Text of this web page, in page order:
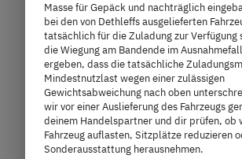
7,4 m
Länge Technisch zulässige
Modell auswählen
Masse für Gepäck und nachträglich
bei den von Dethleffs ausgelieferten
tatsächlich für die Zuladung zur
die Wiegung am Bandende im
ergeben, dass die tatsächliche
Mindestnutzlast wegen einer zulässigen
Gewichtsabweichung nach oben
wir vor einer Auslieferung des Fahrzeugs
deinem Handelspartner und dir prüfen, ob
Fahrzeug auflasten, Sitzplätze reduzieren
Sonderausstattung herausnehmen.